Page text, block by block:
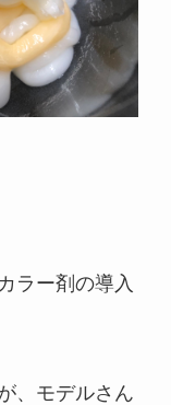
ラー剤の導入
、モデルさん